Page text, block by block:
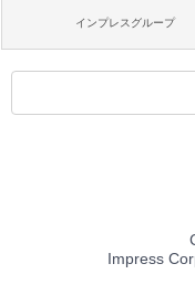
インプレスグループ
Impress